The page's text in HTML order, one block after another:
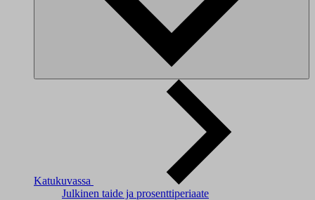
Katukuvassa
Julkinen taide ja prosenttiperiaate